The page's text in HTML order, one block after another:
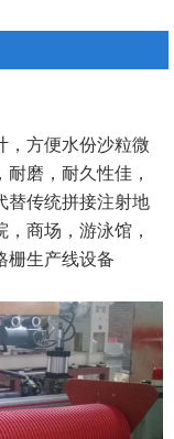
方便水份沙粒微
磨，耐久性佳，
替传统拼接注射地
商场，游泳馆，
栅生产线设备